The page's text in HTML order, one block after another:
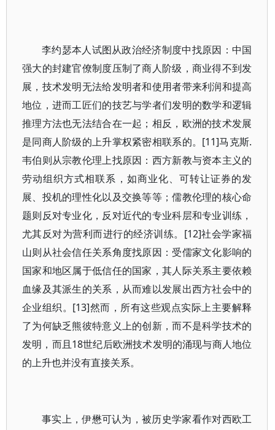
李约瑟本人试图从政治经济制度中找原因：中国
强大的封建官僚制度压制了商人阶级，商业得不到发
展，技术发明无法给发明者和使用者带来利润和提高
地位，进而工匠们的技艺与学者们发明的数学和逻辑
推理方法也无法结合在一起；相反，欧洲的技术发展
是同商人阶级的上升掌权紧密相联系的。[11]马克斯.
韦伯则从宗教伦理上找原因：西方新教与资本主义的
劳动组织方式相联系，如商业化、可转让证券的发
展、投机的理性化以及交换等等；儒教伦理的核心命
题则反对专业化，反对近代的专业科层和专业训练，
尤其反对为营利而进行的经济训练。[12]社会学家福
山则从社会信任关系角度找原因：受儒家文化影响的
国家和地区属于低信任的国家，其人际关系主要依赖
血缘及其派生的关系，从而难以发展出西方社会中的
企业组织。[13]然而，所有这些观点实际上主要解释
了为何缺乏熊彼特意义上的创新，而不是科学技术的
发明，而且18世纪后欧洲技术发明的涌现与商人地位
的上升也并没有直接关系。
事实上，伊懋可认为，被历史学家看作对西欧工